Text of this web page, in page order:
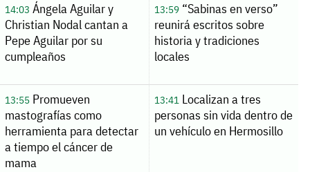
14:03 Ángela Aguilar y
Christian Nodal cantan a
Pepe Aguilar por su
cumpleaños
13:59“Sabinas en verso”
reunirá escritos sobre
historia y tradiciones
locales
13:55Promueven
mastografías como
herramienta para detectar
a tiempo el cáncer de
mama
13:41Localizan a tres
personas sin vida dentro de
un vehículo en Hermosillo